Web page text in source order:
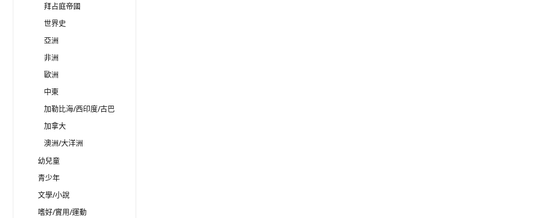
拜占庭帝國
世界史
亞洲
非洲
歐洲
中東
加勒比海/西印度/古巴
加拿大
澳洲/大洋洲
幼兒童
青少年
文學/小說
嗜好/實用/運動